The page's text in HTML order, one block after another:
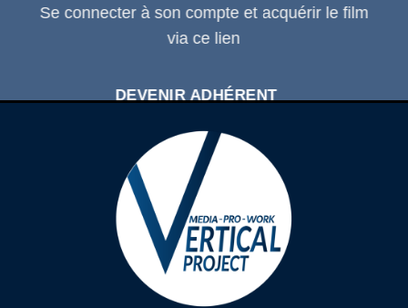
Se connecterà son compte et acquérir le film
via ce lien
DEVENIR ADHÉRENT
SE CONNECTER À SON COMPTE
D'ADHÉRENT